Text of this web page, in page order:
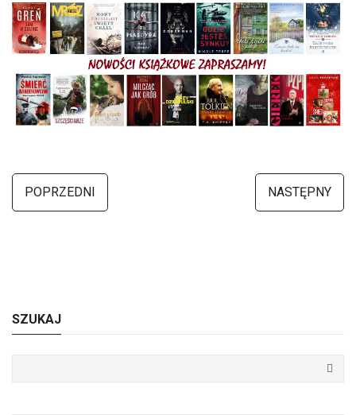
POPRZEDNI NASTĘPNY
SZUKAJ